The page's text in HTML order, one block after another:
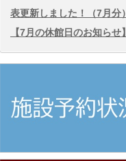
表更新しました！（7月分）
【7月の休館日のお知らせ】